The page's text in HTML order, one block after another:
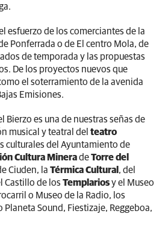
esfuerzo de los comerciantes de la
Ponferrada o de El centro Mola, de
de temporada y las propuestas
De los proyectos nuevos que
el soterramiento de la avenida
Emisiones.
Bierzo es una de nuestras señas de
musical y teatral del teatro
culturales del Ayuntamiento de
Cultura MineradeTorre del
Ciuden, la Térmica Cultural , del
Castillo de los Templariosy el Museo
o Museo de la Radio, los
Sound, Fiestizaje, Reggeboa,